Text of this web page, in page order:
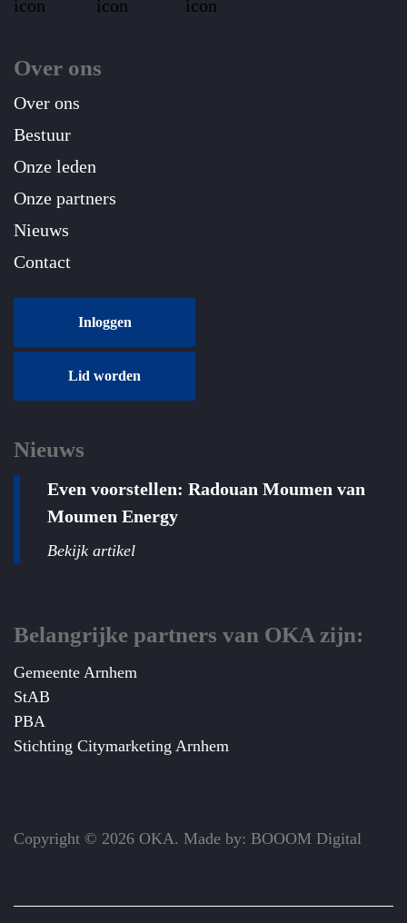
Over ons
Over ons
Bestuur
Onze leden
Onze partners
Nieuws
Contact
Inloggen
Lid worden
Nieuws
Even voorstellen: Radouan Moumen van
Moumen Energy
Bekijk artikel
Belangrijke partners van OKA zijn:
Gemeente Arnhem
StAB
PBA
Stichting Citymarketing Arnhem
Copyright © 2026 OKA. Made by: BOOOM Digital